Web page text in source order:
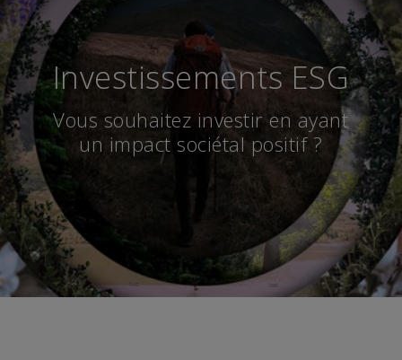
Investissements ESG
Vous souhaitez investir en ayant
un impact sociétal positif ?